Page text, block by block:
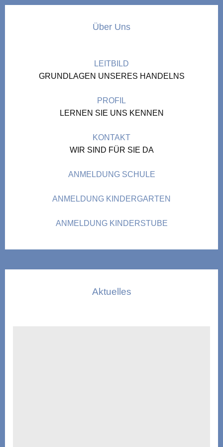
Über Uns
LEITBILD
GRUNDLAGEN UNSERES HANDELNS
PROFIL
LERNEN SIE UNS KENNEN
KONTAKT
WIR SIND FÜR SIE DA
ANMELDUNG SCHULE
ANMELDUNG KINDERGARTEN
ANMELDUNG KINDERSTUBE
Aktuelles